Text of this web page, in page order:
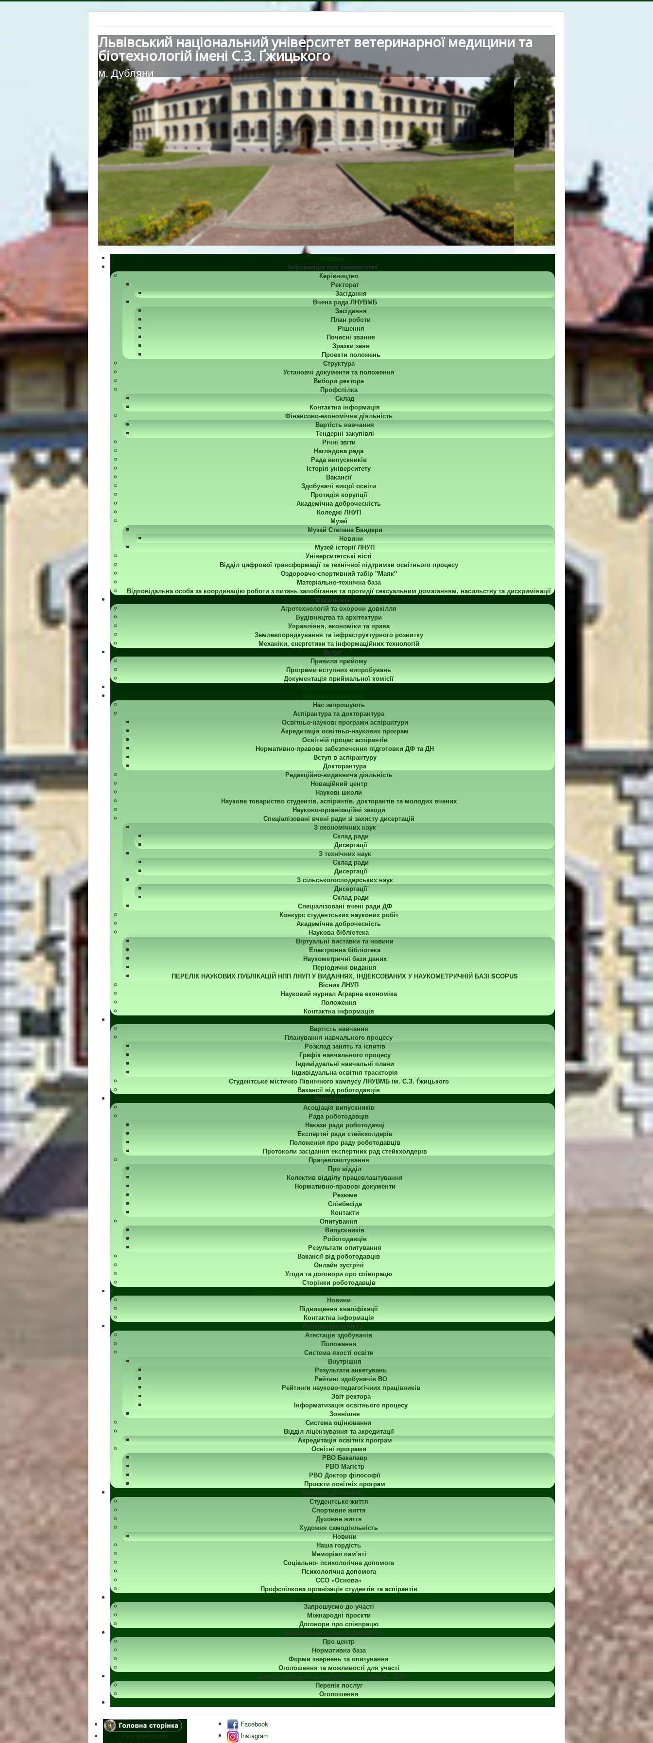
Львівський національний університет ветеринарної медицини та
біотехнологій імені С.З. Ґжицького
м. Дубляни
Інформація про університет
Керівництво
Ректорат
Засідання
Вчена рада ЛНУВМБ
Засідання
План роботи
Рішення
Почесні звання
Зразки заяв
Проекти положень
Структура
Установчі документи та положення
Вибори ректора
Профспілка
Склад
Контактна інформація
Фінансово-економічна діяльність
Вартість навчання
Тендерні закупівлі
Річні звіти
Наглядова рада
Рада випускників
Історія університету
Вакансії
Здобувачі вищої освіти
Протидія корупції
Академічна доброчесність
Коледжі ЛНУП
Музеї
Музей Степана Бандери
Новини
Музей історії ЛНУП
Університетські вісті
Відділ цифрової трансформації та технічної підтримки освітнього процесу
Оздоровчо-спортивний табір "Маяк"
Матеріально-технічна база
Відповідальна особа за координацію роботи з питань запобігання та протидії сексуальним домаганням, насильству та дискримінації
Факультети
Агротехнологій та охорони довкілля
Будівництва та архітектури
Управління, економіки та права
Землевпорядкування та інфраструктурного розвитку
Механіки, енергетики та інформаційних технологій
Вступ
Правила прийому
Програми вступних випробувань
Документація приймальної комісії
Нас запрошують
Аспірантура та докторантура
Освітньо-наукові програми аспірантури
Акредитація освітньо-наукових програм
Освітній процес аспірантів
Нормативно-правове забезпечення підготовки ДФ та ДН
Вступ в аспірантуру
Докторантура
Редакційно-видавнича діяльність
Новаційний центр
Наукові школи
Наукове товариство студентів, аспірантів, докторантів та молодих вчених
Науково-організаційні заходи
Спеціалізовані вчені ради зі захисту дисертацій
З економічних наук
Склад ради
Дисертації
З технічних наук
Склад ради
Дисертації
З сільськогосподарських наук
Дисертації
Склад ради
Спеціалізовані вчені ради ДФ
Конкурс студентських наукових робіт
Академічна доброчесність
Наукова бібліотека
Віртуальні виставки та новини
Електронна бібліотека
Наукометричні бази даних
Періодичні видання
ПЕРЕЛІК НАУКОВИХ ПУБЛІКАЦІЙ НПП ЛНУП У ВИДАННЯХ, ІНДЕКСОВАНИХ У НАУКОМЕТРИЧНІЙ БАЗІ SCOPUS
Вісник ЛНУП
Науковий журнал Аграрна економіка
Положення
Контактна інформація
Вартість навчання
Планування навчального процесу
Розклад занять та іспитів
Графік навчального процесу
Індивідуальні навчальні плани
Індивідуальна освітня траєкторія
Студентське містечко Північного кампусу ЛНУВМБ ім. С.З. Ґжицького
Вакансії від роботодавців
Випускнику
Асоціація випускників
Рада роботодавців
Накази ради роботодавці
Експертні ради стейкхолдерів
Положення про раду роботодавців
Протоколи засідання експертних рад стейкхолдерів
Працевлаштування
Про відділ
Колектив відділу працевлаштування
Нормативно-правові документи
Резюме
Співбесіда
Контакти
Опитування
Випускників
Роботодавців
Результати опитування
Вакансії від роботодавців
Онлайн зустрічі
Угоди та договори про співпрацю
Сторінки роботодавців
Новини
Підвищення кваліфікації
Контактна інформація
Освітня діяльність
Атестація здобувачів
Положення
Система якості освіти
Внутрішня
Результати анкетувань
Рейтинг здобувачів ВО
Рейтинги науково-педагогічних працівників
Звіт ректора
Інформатизація освітнього процесу
Зовнішня
Система оцінювання
Відділ ліцензування та акредитації
Акредитація освітніх програм
Освітні програми
РВО Бакалавр
РВО Магістр
РВО Доктор філософії
Проєкти освітніх програм
Виховна діяльність
Студентське життя
Спортивне життя
Духовне життя
Художня самодіяльність
Новини
Наша гордість
Меморіал пам'яті
Соціально- психологічна допомога
Психологічна допомога
ССО «Основа»
Профспілкова організація студентів та аспірантів
Запрошуємо до участі
Міжнародні проєкти
Договори про співпрацю
Центр ветеранського розвитку
Про центр
Нормативна база
Форми звернень та опитування
Оголошення та можливості для участі
Центр підтримки технологій та інновацій - TISC
Перелік послуг
Оголошення
Facebook
Instagram